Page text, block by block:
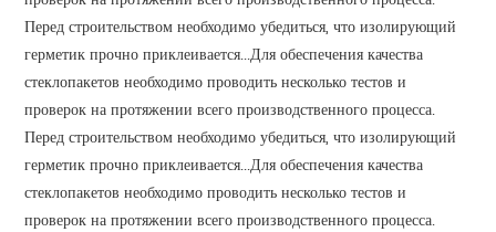
Перед строительством необходимо убедиться, что изолирующий
герметик прочно приклеивается...Для обеспечения качества
стеклопакетов необходимо проводить несколько тестов и
проверок на протяжении всего производственного процесса.
Перед строительством необходимо убедиться, что изолирующий
герметик прочно приклеивается...Для обеспечения качества
стеклопакетов необходимо проводить несколько тестов и
проверок на протяжении всего производственного процесса.